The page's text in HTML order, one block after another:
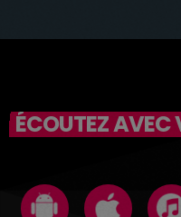
ÉCOUTEZ AVEC